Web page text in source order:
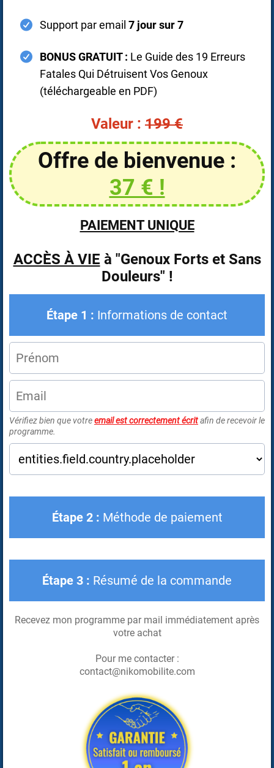
Support par email 7 jour sur 7
BONUS GRATUIT : Le Guide des 19 Erreurs
Fatales Qui Détruisent Vos Genoux
(téléchargeable en PDF)
Valeur : 199 €
Offre de bienvenue :
37 € !
PAIEMENT UNIQUE
ACCÈS À VIE à "Genoux Forts et Sans
Douleurs" !
Étape 1 : Informations de contact
Vérifiez bien que votreemail est correctement écritafin de recevoir le
programme.
Étape 2 : Méthode de paiement
Étape 3 : Résumé de la commande
Recevez mon programme par mail immédiatement après
votre achat
Pour me contacter :
contact@nikomobilite.com